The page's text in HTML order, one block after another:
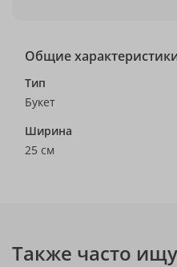
Общие
Тип
Букет
Ширина
25 см
Также часто